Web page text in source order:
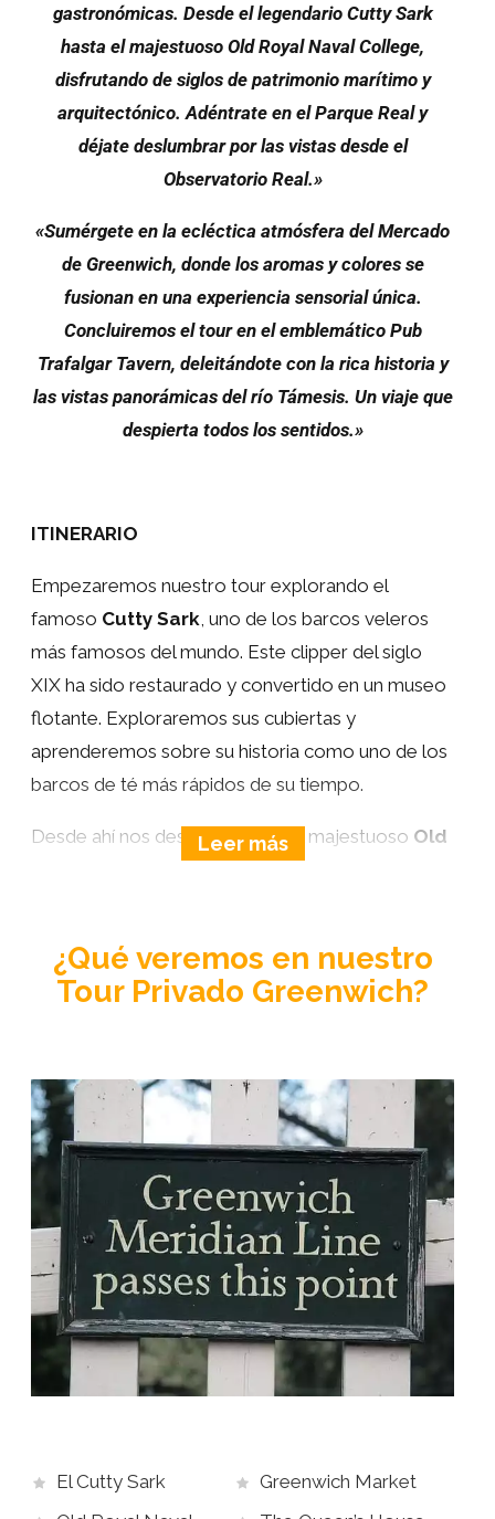
gastronómicas. Desde el legendario Cutty Sark
hasta el majestuoso Old Royal Naval College,
disfrutando de siglos de patrimonio marítimo y
arquitectónico. Adéntrate en el Parque Real y
déjate deslumbrar por las vistas desde el
Observatorio Real.»
«Sumérgete en la ecléctica atmósfera del Mercado
de Greenwich, donde los aromas y colores se
fusionan en una experiencia sensorial única.
Concluiremos el tour en el emblemático Pub
Trafalgar Tavern, deleitándote con la rica historia y
las vistas panorámicas del río Támesis. Un viaje que
despierta todos los sentidos.»
ITINERARIO
Empezaremos nuestro tour explorando el
famoso Cutty Sark , uno de los barcos veleros
más famosos del mundo. Este clipper del siglo
XIX ha sido restaurado y convertido en un museo
flotante. Exploraremos sus cubiertas y
aprenderemos sobre su historia como uno de los
barcos de té más rápidos de su tiempo.
Desde ahí nos desplazaremos al majestuoso Old
Universidad de Greenwich. En su interior se
encuentra elPainted Hall , conocida como la
A solo unos pasos de distancia, encontraremos el
National Maritime Museum, el museo marítimo
más grande del mundo. En su interior se
encuentra el uniforme deAlmirante Nelson
y
numerosas exposiciones interactivas de la era de
los grandes descubrimientos e importantes
batallas navales, un lugar perfecto para conocer
algunas de las historias de laBatalla de
Trafalgar.
Continuaremos el tour vislumbrando la elegante
diseñada por Inigo Jones. Esta histórica
¿Qué veremos en nuestro
Tour Privado Greenwich?
El Cutty Sark
Greenwich Market